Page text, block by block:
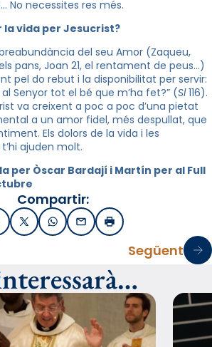
No necessites res més.
la vida per Jesucrist?
del seu Amor (Zaqueu,
pans, Joan 21, el rentament de peus…)
pel do rebut i la disponibilitat per servir:
Senyor tot el bé que m’ha fet?” (Sl116).
va creixent a poc a poc d’una pietat
a un amor fidel, més despullat, que
Els dolors de la vida i les
ajuden molt.
per Òscar Bardají i Martín per al Full
Compartir:
X / TwitterWhatsApp
EmailImprimir
Següent